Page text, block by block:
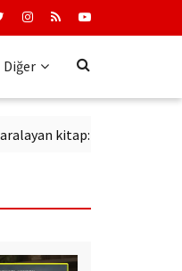
Diğer
kitap: Kırık Anahtar